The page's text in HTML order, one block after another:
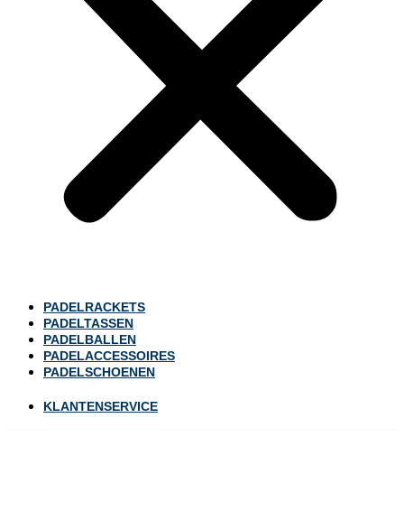
PADELRACKETS
PADELTASSEN
PADELBALLEN
PADELACCESSOIRES
PADELSCHOENEN
KLANTENSERVICE